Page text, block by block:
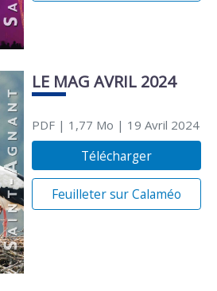
LE MAG AVRIL 2024
PDF| 1,77 Mo | 19 Avril 2024
Télécharger
Feuilleter sur Calaméo